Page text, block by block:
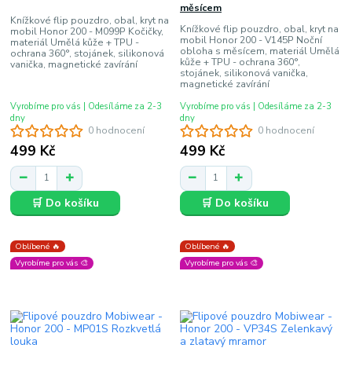
0 hodnocení
Knížkové flip pouzdro, obal, kryt na
mobil Honor 200 - M099P Kočičky,
materiál Umělá kůže + TPU -
ochrana 360°, stojánek, silikonová
vanička, magnetické zavírání
499 Kč
Vyrobíme pro vás | Odesíláme za 2-3
dny
🛒 Do košíku
0 hodnocení
měsícem
Knížkové flip pouzdro, obal, kryt na
mobil Honor 200 - V145P Noční
obloha s měsícem, materiál Umělá
kůže + TPU - ochrana 360°,
stojánek, silikonová vanička,
magnetické zavírání
499 Kč
Vyrobíme pro vás | Odesíláme za 2-3
dny
🛒 Do košíku
Oblíbené 🔥
Vyrobíme pro vás 🎨
Oblíbené 🔥
Vyrobíme pro vás 🎨